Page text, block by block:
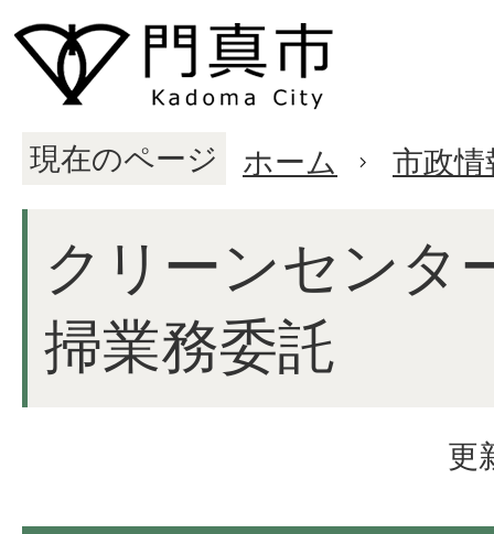
現在のページ ホーム 市政情
クリーンセンタ
掃業務委託
更